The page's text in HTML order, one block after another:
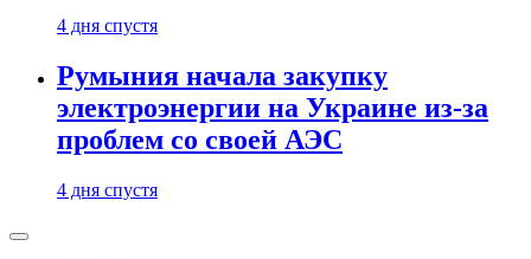
4 дня спустя
Румыния начала закупку
электроэнергии на Украине из-за
проблем со своей АЭС
4 дня спустя